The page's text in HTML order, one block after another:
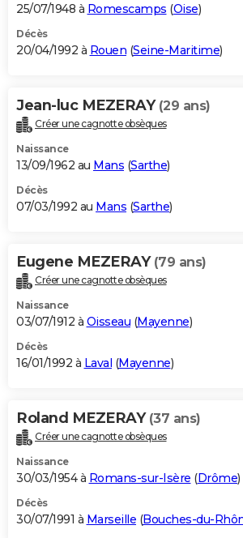
25/07/1948 à Romescamps (Oise)
Décès
20/04/1992 à Rouen (Seine-Maritime)
Jean-luc MEZERAY (29 ans)
Créer une cagnotte obsèques
Naissance
13/09/1962 au Mans (Sarthe)
Décès
07/03/1992 au Mans (Sarthe)
Eugene MEZERAY (79 ans)
Créer une cagnotte obsèques
Naissance
03/07/1912 à Oisseau (Mayenne)
Décès
16/01/1992 à Laval (Mayenne)
Roland MEZERAY (37 ans)
Créer une cagnotte obsèques
Naissance
30/03/1954 à Romans-sur-Isère (Drôme)
Décès
30/07/1991 à Marseille (Bouches-du-